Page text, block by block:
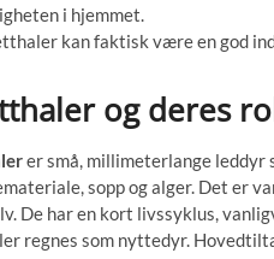
i hjemmet.
kan faktisk være en god
og deres
er små, millimeterlange leddyr
sopp og alger. Det er
De har en kort livssyklus,
regnes som nyttedyr.